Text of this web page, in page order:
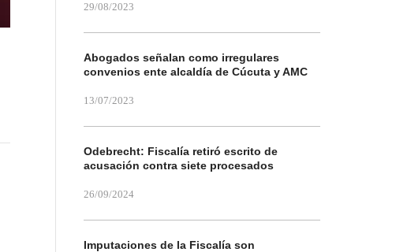
29/08/2023
Abogados señalan como irregulares
convenios ente alcaldía de Cúcuta y AMC
13/07/2023
Odebrecht: Fiscalía retiró escrito de
acusación contra siete procesados
26/09/2024
Imputaciones de la Fiscalía son